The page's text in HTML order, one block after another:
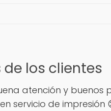
de los clientes
atención y buenos
servicio de impresión